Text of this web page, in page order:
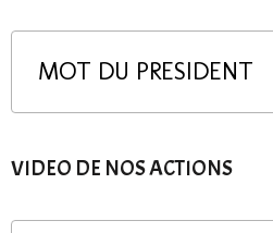
MOT DU PRESIDENT
VIDEO DE NOS ACTIONS